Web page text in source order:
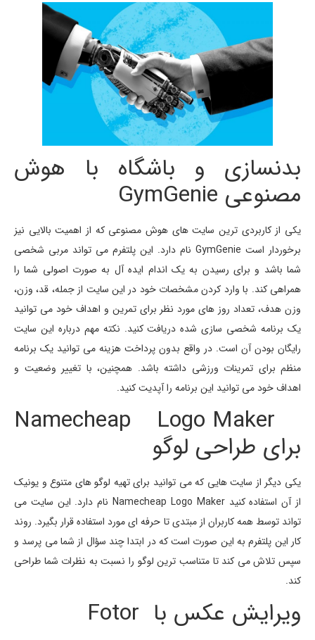
بدنسازی و باشگاه با هوش
مصنوعی GymGenie
یکی از کاربردی ترین سایت های هوش مصنوعی که از اهمیت بالایی نیز
برخوردار است GymGenie نام دارد. این پلتفرم می تواند مربی شخصی
شما باشد و برای رسیدن به یک اندام ایده آل به صورت اصولی شما را
همراهی کند. با وارد کردن مشخصات خود در این سایت از جمله، قد، وزن،
وزن هدف، تعداد روز های مورد نظر برای تمرین و اهداف خود می توانید
یک برنامه شخصی سازی شده دریافت کنید. نکته مهم درباره این سایت
رایگان بودن آن است. در واقع بدون پرداخت هزینه می توانید یک برنامه
منظم برای تمرینات ورزشی داشته باشد. همچنین، با تغییر وضعیت و
اهداف خود می توانید این برنامه را آپدیت کنید.
Namecheap Logo Maker
برای طراحی لوگو
یکی دیگر از سایت هایی که می توانید برای تهیه لوگو های متنوع و یونیک
از آن استفاده کنید Namecheap Logo Maker نام دارد. این سایت می
تواند توسط همه کاربران از مبتدی تا حرفه ای مورد استفاده قرار بگیرد. روند
کار این پلتفرم به این صورت است که در ابتدا چند سؤال از شما می پرسد و
سپس تلاش می کند تا متناسب ترین لوگو را نسبت به نظرات شما طراحی
کند.
ویرایش عکس با Fotor